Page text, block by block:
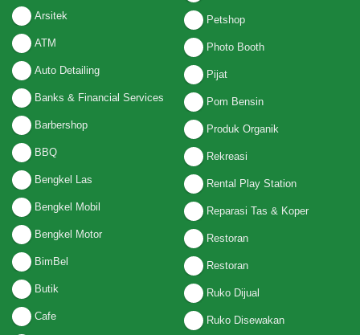
Arsitek
ATM
Auto Detailing
Banks & Financial Services
Barbershop
BBQ
Bengkel Las
Bengkel Mobil
Bengkel Motor
BimBel
Butik
Cafe
Petshop
Photo Booth
Pijat
Pom Bensin
Produk Organik
Rekreasi
Rental Play Station
Reparasi Tas & Koper
Restoran
Restoran
Ruko Dijual
Ruko Disewakan